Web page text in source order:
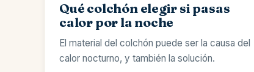
Qué colchón elegir si pasas
calor por la noche
El material del colchón puede ser la causa del
calor nocturno, y también la solución.